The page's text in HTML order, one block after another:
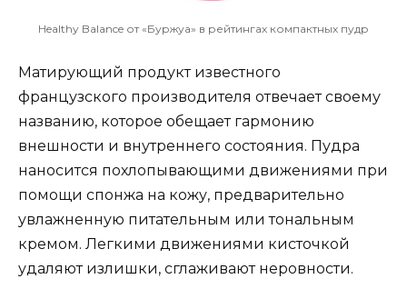
Healthy Balance от «Буржуа» в рейтингах компактных пудр
Матирующий продукт известного
французского производителя отвечает своему
названию, которое обещает гармонию
внешности и внутреннего состояния. Пудра
наносится похлопывающими движениями при
помощи спонжа на кожу, предварительно
увлажненную питательным или тональным
кремом. Легкими движениями кисточкой
удаляют излишки, сглаживают неровности.